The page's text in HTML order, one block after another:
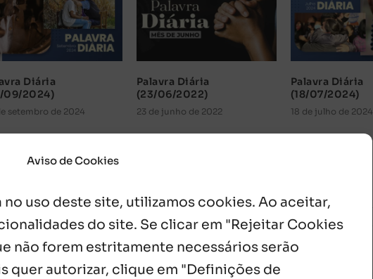
Aviso de Cookies
no uso deste site, utilizamos cookies. Ao aceitar,
do site. Se clicar em "Rejeitar Cookies
não forem estritamente necessários serão
quer autorizar, clique em "Definições de
Diária
09/2024)
setembro de 2024
Palavra Diária
(23/06/2022)
23 de junho de 2022
Palavra Diária
(18/07/2024)
18 de julho de 2024